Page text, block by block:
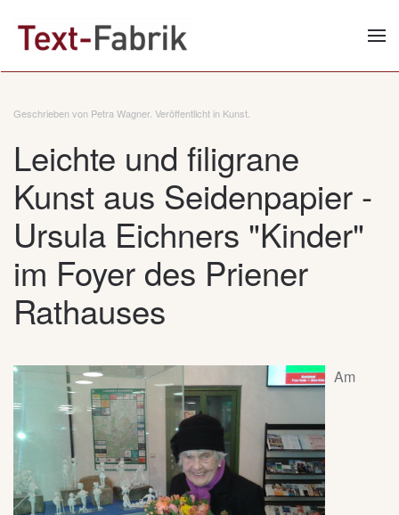
Zum Hauptinhalt springen
Geschrieben von Petra Wagner. Veröffentlicht in Kunst
Leichte und filigrane
Kunst aus Seidenpapier -
Ursula Eichners "Kinder"
im Foyer des Priener
Rathauses
Am